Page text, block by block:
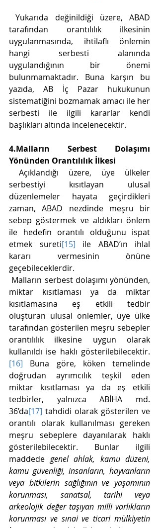
Yukarıda değinildiği üzere, ABAD
tarafından orantılılık ilkesinin
uygulanmasında, ihtilaflı önlemin
hangi serbesti alanında
uygulandığının bir önemi
bulunmamaktadır. Buna karşın bu
yazıda, AB İç Pazar hukukunun
sistematiğini bozmamak amacı ile her
serbesti ile ilgili kararlar kendi
başlıkları altında incelenecektir.
4.Malların Serbest Dolaşımı
Yönünden Orantılılık İlkesi
serbestiyi kısıtlayan ulusal
düzenlemeler hayata geçirdikleri
zaman, ABAD nezdinde meşru bir
sebep göstermek ve aldıkları önlem
ile hedefin orantılı olduğunu ispat
etmek sureti[15] ile ABAD’ın ihlal
kararı vermesinin önüne
geçebileceklerdir.
miktar kısıtlaması ya da miktar
kısıtlamasına eş etkili tedbir
oluşturan ulusal önlemler, üye ülke
tarafından gösterilen meşru sebepler
orantılılık ilkesine uygun olarak
kullanıldı ise haklı gösterilebilecektir.
[16] Buna göre, köken temelinde
doğrudan ayrımcılık teşkil eden
miktar kısıtlaması ya da eş etkili
tedbirler, yalnızca ABİHA md.
36’da[17] tahdidi olarak gösterilen ve
orantılı olarak kullanılması gereken
meşru sebeplere dayanılarak haklı
gösterilebilecektir. Bunlar ilgili
maddede genel ahlak, kamu düzeni,
kamu güvenliği, insanların, hayvanların
veya bitkilerin sağlığının ve yaşamının
korunması, sanatsal, tarihi veya
arkeolojik değer taşıyan milli varlıkların
korunması ve sınai ve ticari mülkiyetin